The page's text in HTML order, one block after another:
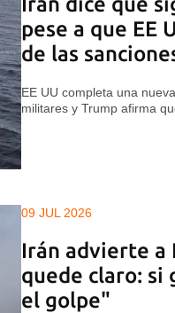
pese a que EE
de las
EE UU completa una
militares y Trump afirma
09 JUL 2026
Irán advierte a
quede claro: si
el golpe"